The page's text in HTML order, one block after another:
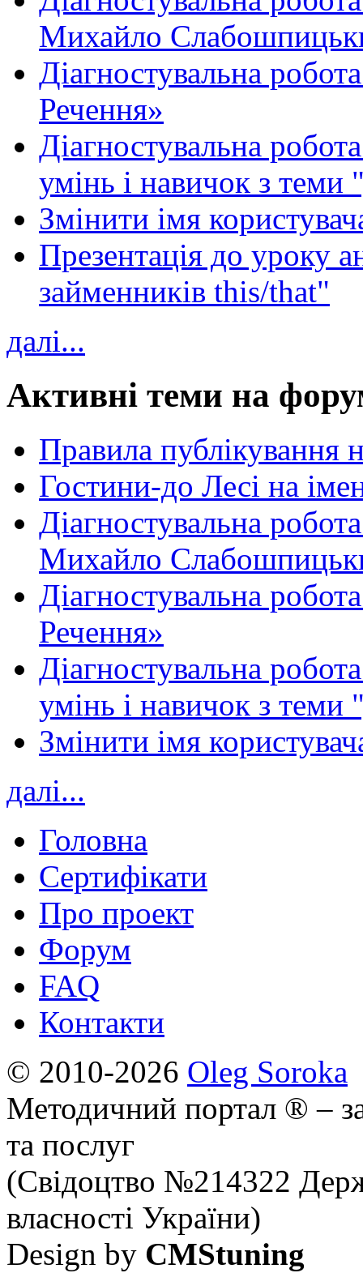
Михайло
Діагностувальна
Речення»
Діагностувальна
умінь і навичок з теми
Змінити імя
Презентація до уроку
займенників this/that"
далі...
Активні теми на
Правила публікування
Гостини-до Лесі на
Діагностувальна
Михайло
Діагностувальна
Речення»
Діагностувальна
умінь і навичок з теми
Змінити імя
далі...
Головна
Сертифікати
Про проект
Форум
FAQ
Контакти
© 2010-2026 Oleg Soroka
Методичний портал ® –
та послуг
(Свідоцтво №214322
власності України)
Design by CMStuning